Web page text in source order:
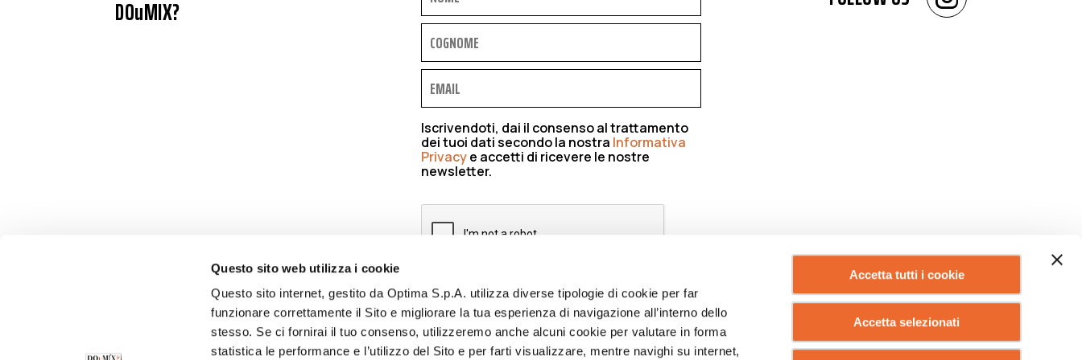
Questo sito web utilizza i cookie
Questo sito internet, gestito da Optima S.p.A. utilizza diverse tipologie di cookie per far
funzionare correttamente il Sito e migliorare la tua esperienza di navigazione all’interno dello
stesso. Se ci fornirai il tuo consenso, utilizzeremo anche alcuni cookie per valutare in forma
statistica le performance e l’utilizzo del Sito e per farti visualizzare, mentre navighi su internet,
Accetta tutti i cookie
Accetta selezionati
DOuMIX?
Iscrivendoti, dai il consenso al trattamento
dei tuoi dati secondo la nostra Informativa
Privacye accetti di ricevere le nostre
newsletter.
ISCRIVIMI